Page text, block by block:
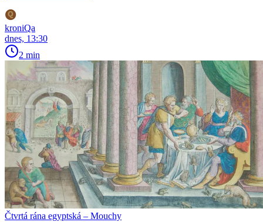
kroniQa
dnes, 13:30
2 min
Čtvrtá rána egyptská – Mouchy